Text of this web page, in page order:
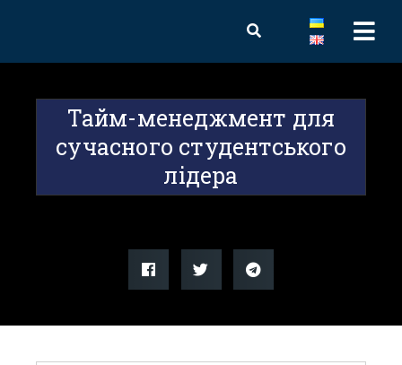
Тайм-менеджмент для
сучасного студентського
лідера